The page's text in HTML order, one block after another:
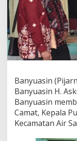
Banyuasin
Banyuasin H.
Banyuasin
Camat, Kepala
Kecamatan Air